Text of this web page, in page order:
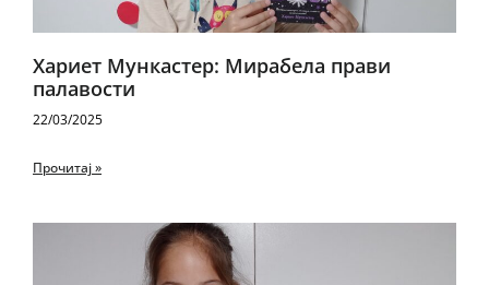
Хариет Мункастер: Мирабела прави
палавости
22/03/2025
Прочитај »